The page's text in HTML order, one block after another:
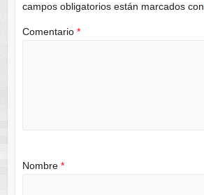
campos obligatorios están marcados con
Comentario *
Nombre *